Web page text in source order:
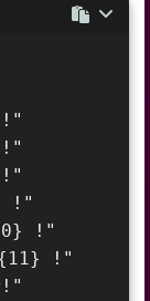
!"
!"
!"